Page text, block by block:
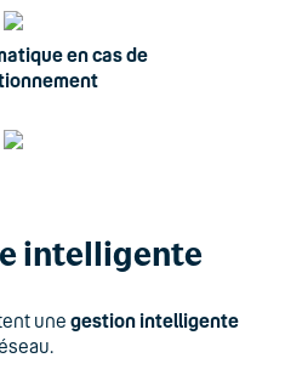
en cas de
intelligente
une gestion intelligente